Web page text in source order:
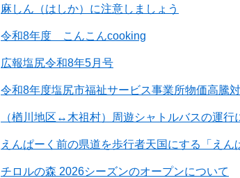
麻しん（はしか）に注意しましょう
令和8年度 こんこんcooking
広報塩尻令和8年5月号
令和8年度塩尻市福祉サービス事業所物価高騰
（楢川地区↔木祖村）周遊シャトルバスの運行
えんぱーく前の県道を歩行者天国にする「えん
チロルの森 2026シーズンのオープンについて